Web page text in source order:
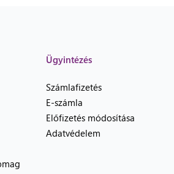
Ügyintézés
Számlafizetés
E-számla
Előfizetés módosítása
Adatvédelem